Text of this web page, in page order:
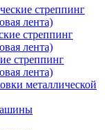
стреппинг
лента)
стреппинг
лента)
стреппинг
лента)
металлической